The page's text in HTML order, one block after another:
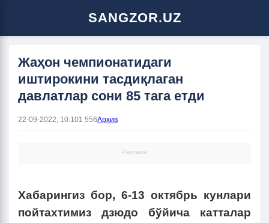
SANGZOR.UZ
Жаҳон чемпионатидаги
иштирокини тасдиқлаган
давлатлар сони 85 тага етди
22-09-2022, 10:101 556Архив
Реклама
Хабарингиз бор, 6-13 октябрь кунлари
пойтахтимиз дзюдо бўйича катталар